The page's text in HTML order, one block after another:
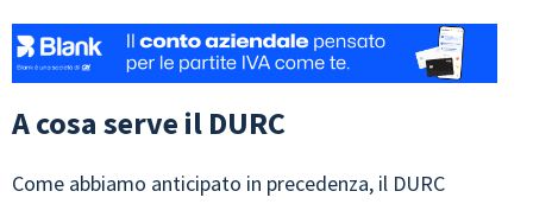
A cosa serve il DURC
Come abbiamo anticipato in precedenza, il DURC